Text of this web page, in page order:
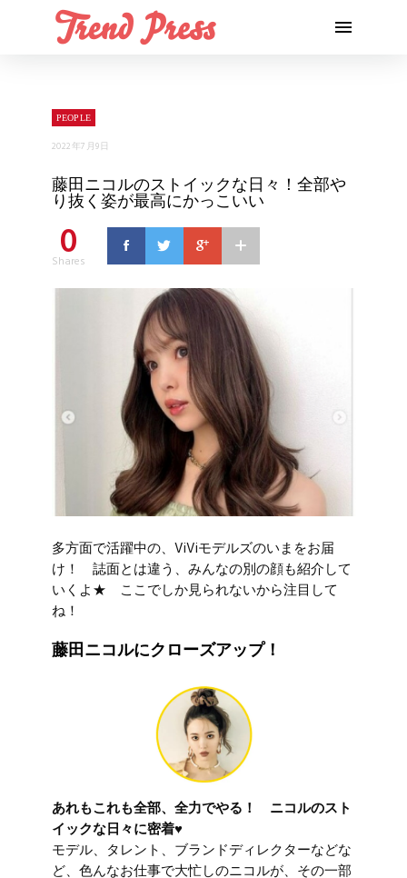
PEOPLE
2022年7月9日
藤田ニコルのストイックな日々！全部や
り抜く姿が最高にかっこいい
0
Shares
多方面で活躍中の、ViViモデルズのいまをお届
け！ 誌面とは違う、みんなの別の顔も紹介して
いくよ★ ここでしか見られないから注目して
ね！
藤田ニコルにクローズアップ！
あれもこれも全部、全力でやる！ ニコルのスト
イックな日々に密着♥
モデル、タレント、ブランドディレクターなどな
ど、色んなお仕事で大忙しのニコルが、その一部